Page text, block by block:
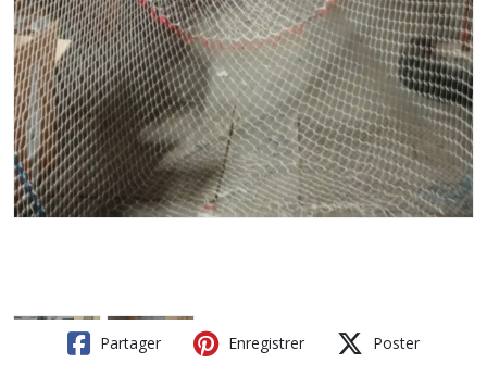
Partager Enregistrer Poster